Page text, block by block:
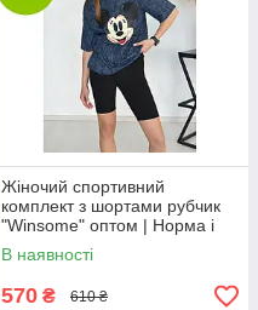
Жіночий спортивний
комплект з шортами рубчик
"Winsome" оптом | Норма і
батал| Розпродаж моделі
В наявності
570 ₴ 610 ₴